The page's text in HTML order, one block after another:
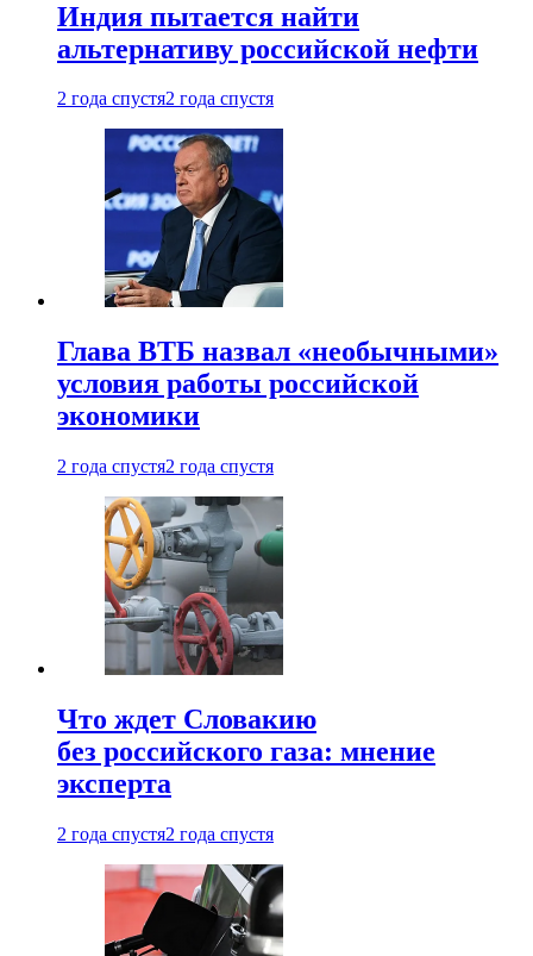
Индия пытается найти
альтернативу российской нефти
2 года спустя2 года спустя
Глава ВТБ назвал «необычными»
условия работы российской
экономики
2 года спустя2 года спустя
Что ждет Словакию
без российского газа: мнение
эксперта
2 года спустя2 года спустя